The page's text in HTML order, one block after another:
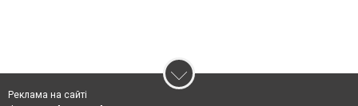
Реклама на сайті